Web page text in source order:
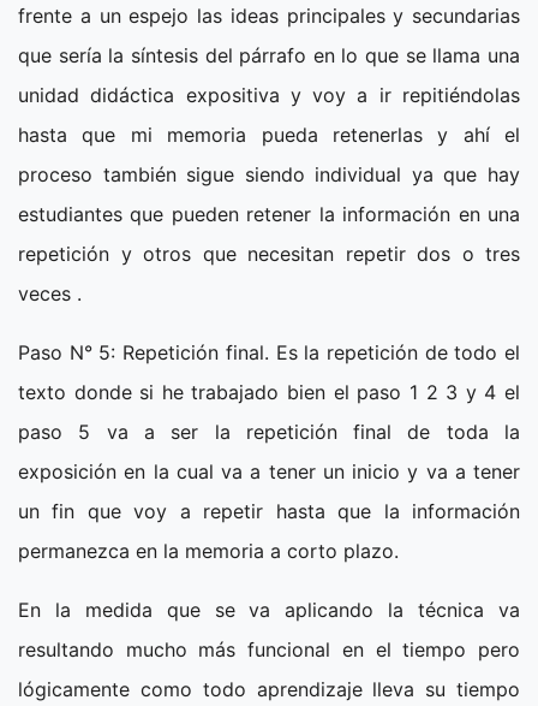
frente a un espejo las ideas principales y secundarias
que sería la síntesis del párrafo en lo que se llama una
unidad didáctica expositiva y voy a ir repitiéndolas
hasta que mi memoria pueda retenerlas y ahí el
proceso también sigue siendo individual ya que hay
estudiantes que pueden retener la información en una
repetición y otros que necesitan repetir dos o tres
veces .
Paso N° 5: Repetición final. Es la repetición de todo el
texto donde si he trabajado bien el paso 1 2 3 y 4 el
paso 5 va a ser la repetición final de toda la
exposición en la cual va a tener un inicio y va a tener
un fin que voy a repetir hasta que la información
permanezca en la memoria a corto plazo.
En la medida que se va aplicando la técnica va
resultando mucho más funcional en el tiempo pero
lógicamente como todo aprendizaje lleva su tiempo